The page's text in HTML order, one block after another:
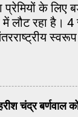
प्रेमियों के
में लौट रहा है।
चंद्र बर्णवाल